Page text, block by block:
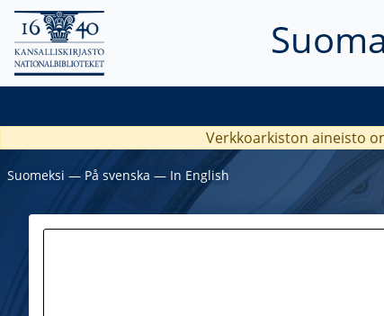
Verkkoarkiston aineisto
Suomeksi ― På svenska ― In English